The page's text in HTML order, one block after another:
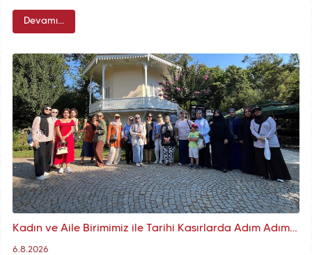
Devamı...
Kadın ve Aile Birimimiz ile Tarihî Kasırlarda Adım Adım İstanbul
6.8.2026